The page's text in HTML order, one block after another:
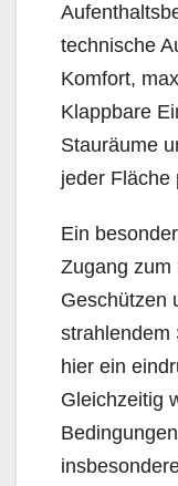
technische
Komfort,
Klappbare
Stauräume
jeder Fläche
Ein
Zugang zum
Geschützen
strahlendem
hier ein
Gleichzeitig